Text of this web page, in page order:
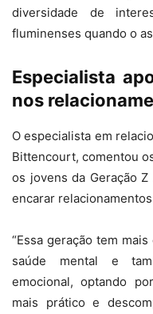
diversidade de
fluminenses quando o
Especialista
nos
O especialista em
Bittencourt, comentou
os jovens da Geração
encarar
“Essa geração tem
saúde mental e
emocional, optando
mais prático e